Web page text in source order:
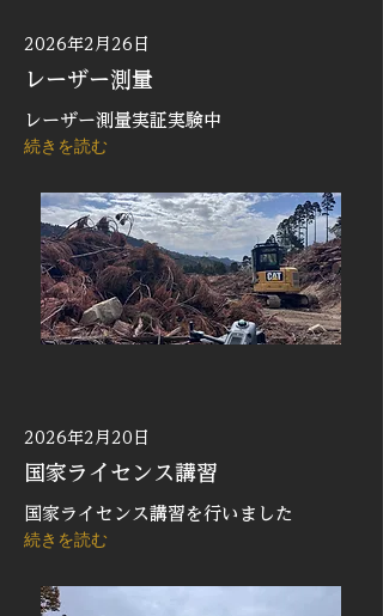
2026年2月26日
レーザー測量
レーザー測量実証実験中
続きを読む
2026年2月20日
国家ライセンス講習
国家ライセンス講習を行いました
続きを読む